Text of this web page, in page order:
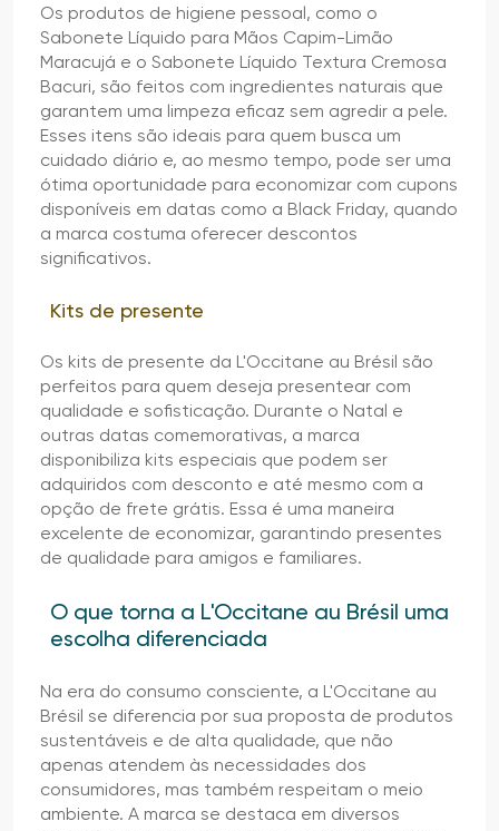
Os produtos de higiene pessoal, como o
Sabonete Líquido para Mãos Capim-Limão
Maracujá e o Sabonete Líquido Textura Cremosa
Bacuri, são feitos com ingredientes naturais que
garantem uma limpeza eficaz sem agredir a pele.
Esses itens são ideais para quem busca um
cuidado diário e, ao mesmo tempo, pode ser uma
ótima oportunidade para economizar com cupons
disponíveis em datas como a Black Friday, quando
a marca costuma oferecer descontos
significativos.
Kits de presente
Os kits de presente da L'Occitane au Brésil são
perfeitos para quem deseja presentear com
qualidade e sofisticação. Durante o Natal e
outras datas comemorativas, a marca
disponibiliza kits especiais que podem ser
adquiridos com desconto e até mesmo com a
opção de frete grátis. Essa é uma maneira
excelente de economizar, garantindo presentes
de qualidade para amigos e familiares.
O que torna a L'Occitane au Brésil uma
escolha diferenciada
Na era do consumo consciente, a L'Occitane au
Brésil se diferencia por sua proposta de produtos
sustentáveis e de alta qualidade, que não
apenas atendem às necessidades dos
consumidores, mas também respeitam o meio
ambiente. A marca se destaca em diversos